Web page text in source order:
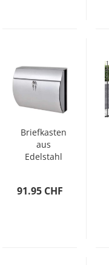
Briefkasten
aus
Edelstahl
91.95 CHF